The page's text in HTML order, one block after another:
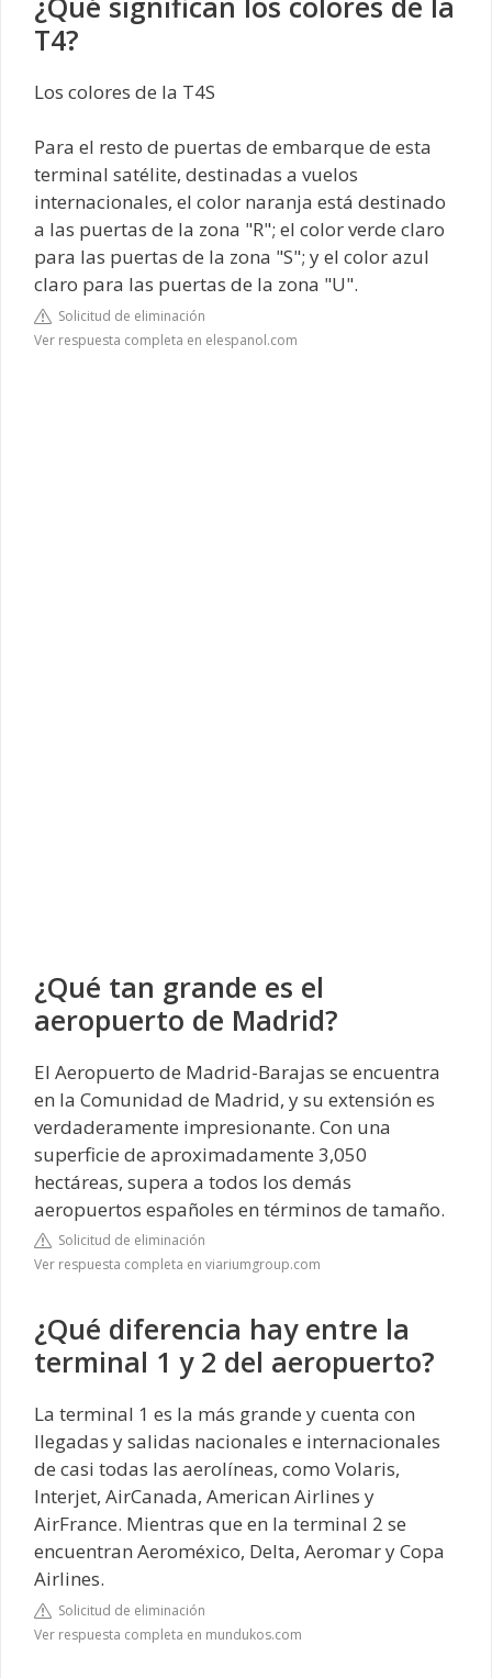
T4?
Los colores de la T4S
Para el resto de puertas de embarque de esta
terminal satélite, destinadas a vuelos
internacionales, el color naranja está destinado
a las puertas de la zona "R"; el color verde claro
para las puertas de la zona "S"; y el color azul
claro para las puertas de la zona "U".
Solicitud de eliminación
Ver respuesta completa en elespanol.com
¿Qué tan grande es el
aeropuerto de Madrid?
El Aeropuerto de Madrid-Barajas se encuentra
en la Comunidad de Madrid, y su extensión es
verdaderamente impresionante. Con una
superficie de aproximadamente 3,050
hectáreas, supera a todos los demás
aeropuertos españoles en términos de tamaño.
Solicitud de eliminación
Ver respuesta completa en viariumgroup.com
¿Qué diferencia hay entre la
terminal 1 y 2 del aeropuerto?
La terminal 1 es la más grande y cuenta con
llegadas y salidas nacionales e internacionales
de casi todas las aerolíneas, como Volaris,
Interjet, AirCanada, American Airlines y
AirFrance. Mientras que en la terminal 2 se
encuentran Aeroméxico, Delta, Aeromar y Copa
Airlines.
Solicitud de eliminación
Ver respuesta completa en mundukos.com